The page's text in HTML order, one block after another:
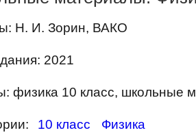
Н. И. Зорин, ВАКО
2021
физика 10 класс, школьные
10 класс Физика